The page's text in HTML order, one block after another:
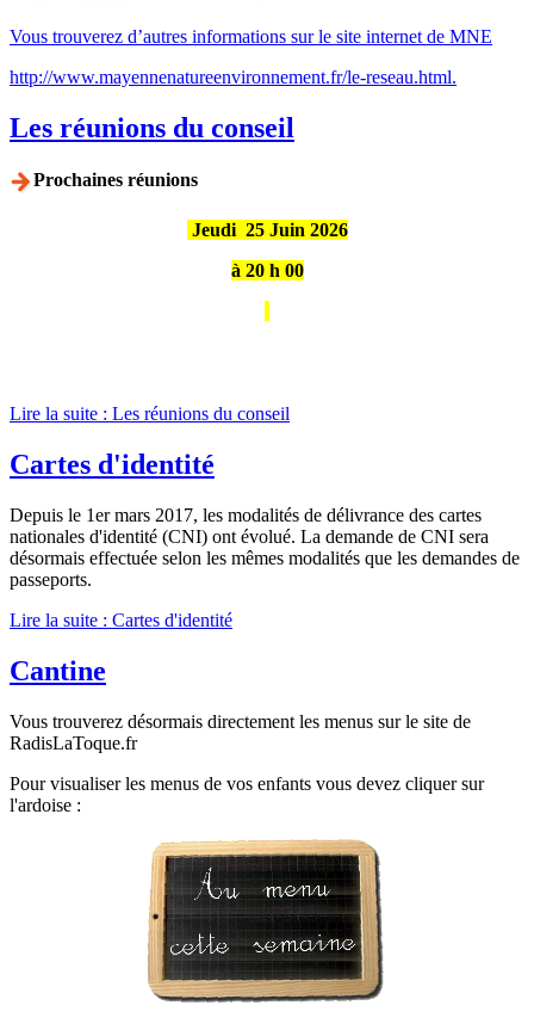
Vous trouverez d’autres informations sur le site internet de MNE
http://www.mayennenatureenvironnement.fr/le-reseau.html.
Les réunions du conseil
Prochaines réunions
Jeudi 25 Juin 2026
à 20 h 00
Lire la suite : Les réunions du conseil
Cartes d'identité
Depuis le 1er mars 2017, les modalités de délivrance des cartes
nationales d'identité (CNI) ont évolué. La demande de CNI sera
désormais effectuée selon les mêmes modalités que les demandes de
passeports.
Lire la suite : Cartes d'identité
Cantine
Vous trouverez désormais directement les menus sur le site de
RadisLaToque.fr
Pour visualiser les menus de vos enfants vous devez cliquer sur
l'ardoise :